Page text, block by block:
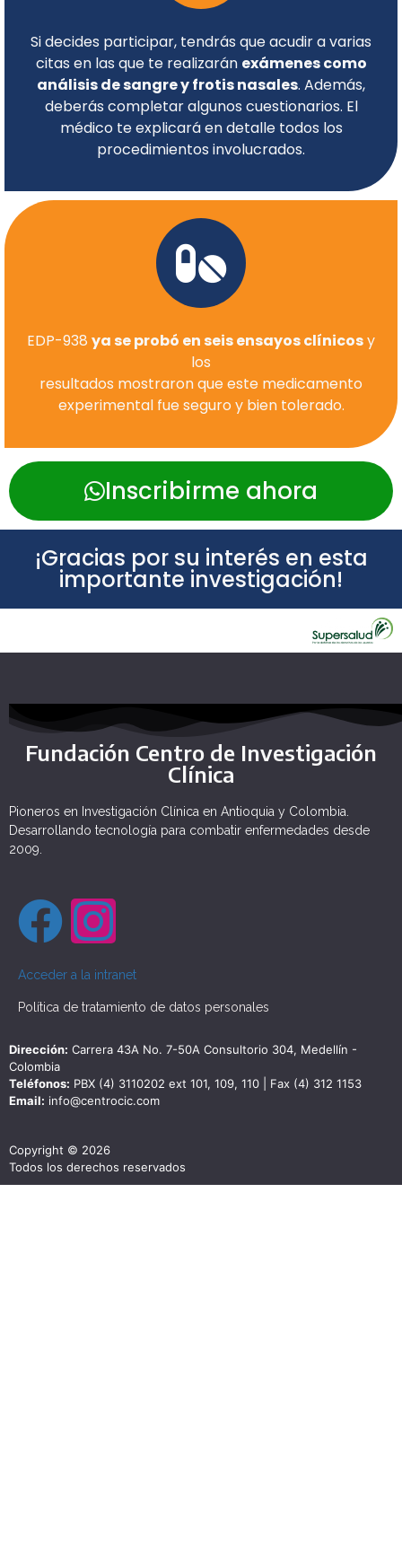
Si decides participar, tendrás que acudir a varias
citas en las que te realizarán exámenes como
análisis de sangre y frotis nasales. Además,
deberás completar algunos cuestionarios. El
médico te explicará en detalle todos los
procedimientos involucrados.
EDP-938 ya se probó en seis ensayos clínicosy
los
resultados mostraron que este medicamento
experimental fue seguro y bien tolerado.
Inscribirme ahora
¡Gracias por su interés en esta
importante investigación!
Fundación Centro de Investigación
Clínica
Pioneros en Investigación Clínica en Antioquia y Colombia.
Desarrollando tecnología para combatir enfermedades desde
2009.
Acceder a la intranet
Política de tratamiento de datos personales
Dirección: Carrera 43A No. 7-50A Consultorio 304, Medellín -
Colombia
Teléfonos: PBX (4) 3110202 ext 101, 109, 110 | Fax (4) 312 1153
Email: info@centrocic.com
Copyright © 2026
Todos los derechos reservados